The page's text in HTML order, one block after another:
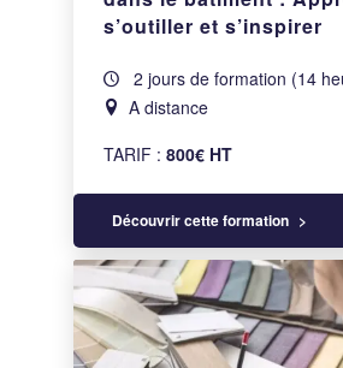
s’outiller et s’inspirer
2 jours de formation (14
A distance
TARIF :800€ HT
Découvrir cette formation